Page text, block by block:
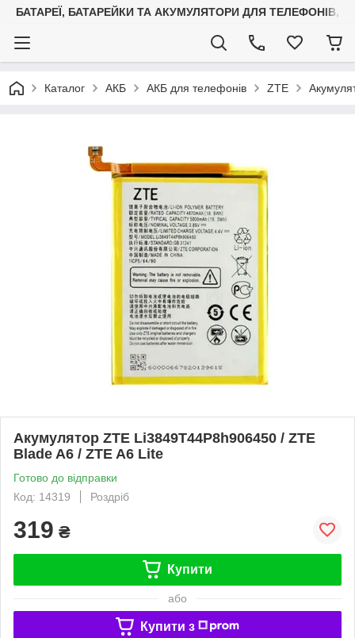
БАТАРЕЇ, БАТАРЕЙКИ ТА АКУМУЛЯТОРИ ДЛЯ ТЕЛЕФОНІВ,
Каталог АКБ АКБ для телефонів ZTE
Акумулятор ZTE Li3849T44P8h906450 / ZTE
Blade A6 / ZTE A6 Lite
Готово до відправки
Код: 14319
Роздріб
319 ₴
Купити
або
Купити з